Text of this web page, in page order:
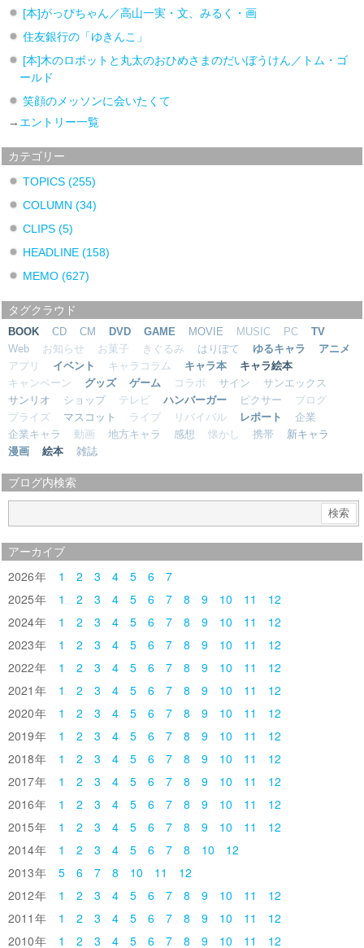
[本]がっぴちゃん／高山一実・文、みるく・画
住友銀行の「ゆきんこ」
[本]木のロボットと丸太のおひめさまのだいぼうけん／トム・ゴ
ールド
笑顔のメッソンに会いたくて
→ エントリー一覧
カテゴリー
TOPICS (255)
COLUMN (34)
CLIPS (5)
HEADLINE (158)
MEMO (627)
タグクラウド
BOOK CD CM DVD GAME MOVIE MUSIC PC
TV
Web
お知らせ お菓子 きぐるみ はりぼて ゆるキャラ
アニメ
アプリ
イベント キャラコラム キャラ本
キャラ絵本
キャンペーン
グッズ ゲーム コラボ サイン
サンエックス
サンリオ
ショップ テレビ ハンバーガー ピクサー
ブログ
プライズ
マスコット ライブ リバイバル レポート
企業
企業キャラ
動画 地方キャラ 感想 懐かし 携帯
新キャラ
漫画
絵本 雑誌
ブログ内検索
アーカイブ
2026 1 2 3 4 5 6
7
2025
1 2 3 4 5 6 7 8 9 10 11
12
2024
1 2 3 4 5 6 7 8 9 10 11
12
2023
1 2 3 4 5 6 7 8 9 10 11
12
2022
1 2 3 4 5 6 7 8 9 10 11
12
2021
1 2 3 4 5 6 7 8 9 10 11
12
2020
1 2 3 4 5 6 7 8 9 10 11
12
2019
1 2 3 4 5 6 7 8 9 10 11
12
2018
1 2 3 4 5 6 7 8 9 10 11
12
2017
1 2 3 4 5 6 7 8 9 10 11
12
2016
1 2 3 4 5 6 7 8 9 10 11
12
2015
1 2 3 4 5 6 7 8 9 10 11
12
2014
1 2 3 4 5 6 7 8 10
12
2013
5 6 7 8 10 11
12
2012
1 2 3 4 5 6 7 8 9 10 11
12
2011
1 2 3 4 5 6 7 8 9 10 11
12
2010
1 2 3 4 5 6 7 8 9 10 11 12